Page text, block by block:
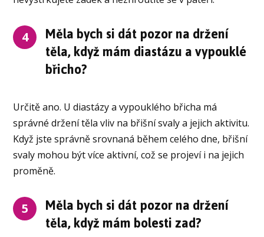
4 Měla bych si dát pozor na držení
těla, když mám diastázu a vypouklé
břicho?
Určitě ano. U diastázy a vypouklého břicha má
správné držení těla vliv na břišní svaly a jejich aktivitu.
Když jste správně srovnaná během celého dne, břišní
svaly mohou být více aktivní, což se projeví i na jejich
proměně.
5 Měla bych si dát pozor na držení
těla, když mám bolesti zad?